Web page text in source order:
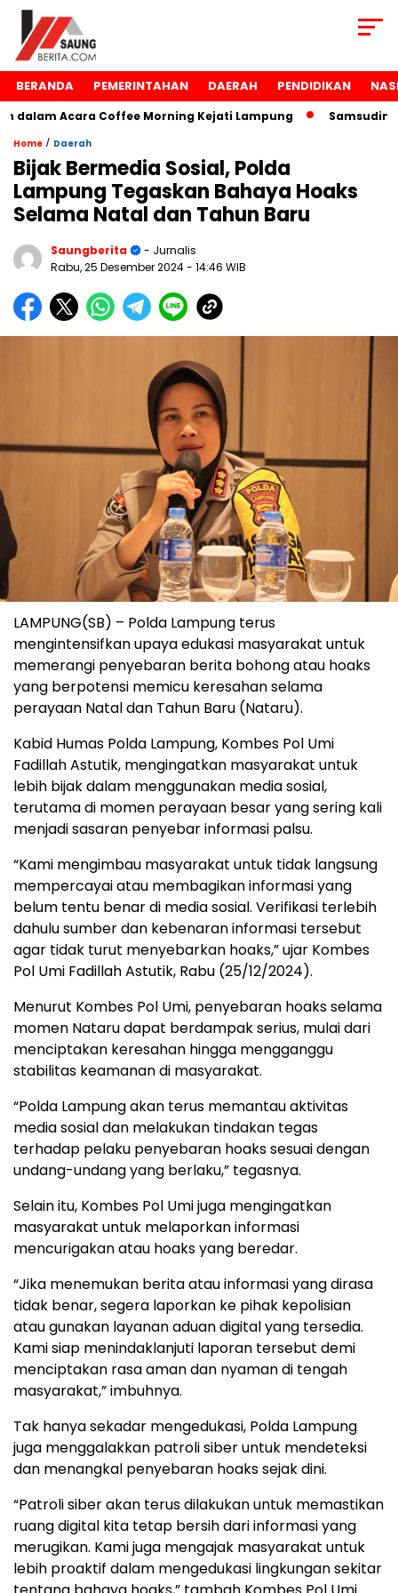
BERANDA PEMERINTAHAN DAERAH PENDIDIKAN
Acara Coffee Morning Kejati Lampung Samsudin
Home / Daerah
Bijak Bermedia Sosial, Polda
Lampung Tegaskan Bahaya Hoaks
Selama Natal dan Tahun Baru
Saungberita
- Jurnalis
Rabu, 25 Desember 2024- 14:46 WIB
LAMPUNG(SB) – Polda Lampung terus
mengintensifkan upaya edukasi masyarakat untuk
memerangi penyebaran berita bohong atau hoaks
yang berpotensi memicu keresahan selama
perayaan Natal dan Tahun Baru (Nataru).
Kabid Humas Polda Lampung, Kombes Pol Umi
Fadillah Astutik, mengingatkan masyarakat untuk
lebih bijak dalam menggunakan media sosial,
terutama di momen perayaan besar yang sering kali
menjadi sasaran penyebar informasi palsu.
“Kami mengimbau masyarakat untuk tidak langsung
mempercayai atau membagikan informasi yang
belum tentu benar di media sosial. Verifikasi terlebih
dahulu sumber dan kebenaran informasi tersebut
agar tidak turut menyebarkan hoaks,” ujar Kombes
Pol Umi Fadillah Astutik, Rabu (25/12/2024).
Menurut Kombes Pol Umi, penyebaran hoaks selama
momen Nataru dapat berdampak serius, mulai dari
menciptakan keresahan hingga mengganggu
stabilitas keamanan di masyarakat.
“Polda Lampung akan terus memantau aktivitas
media sosial dan melakukan tindakan tegas
terhadap pelaku penyebaran hoaks sesuai dengan
undang-undang yang berlaku,” tegasnya.
Selain itu, Kombes Pol Umi juga mengingatkan
masyarakat untuk melaporkan informasi
mencurigakan atau hoaks yang beredar.
“Jika menemukan berita atau informasi yang dirasa
tidak benar, segera laporkan ke pihak kepolisian
atau gunakan layanan aduan digital yang tersedia.
Kami siap menindaklanjuti laporan tersebut demi
menciptakan rasa aman dan nyaman di tengah
masyarakat,” imbuhnya.
Tak hanya sekadar mengedukasi, Polda Lampung
juga menggalakkan patroli siber untuk mendeteksi
dan menangkal penyebaran hoaks sejak dini.
“Patroli siber akan terus dilakukan untuk memastikan
ruang digital kita tetap bersih dari informasi yang
merugikan. Kami juga mengajak masyarakat untuk
lebih proaktif dalam mengedukasi lingkungan sekitar